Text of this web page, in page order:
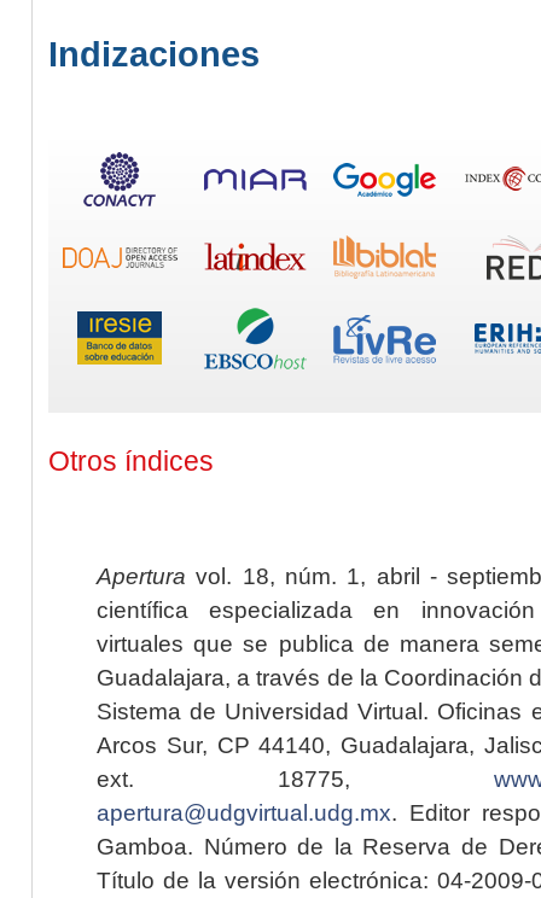
Indizaciones
Otros índices
Apertura vol. 18, núm. 1, abril -
científica especializada en
virtuales que se publica de manera
Guadalajara, a través de la Coordinación
Sistema de Universidad Virtual. Oficinas
Arcos Sur, CP 44140, Guadalajara,
ext. 18775,
apertura@udgvirtual.udg.mx. Editor
Gamboa. Número de la Reserva de
Título de la versión electrónica: 04-2009-